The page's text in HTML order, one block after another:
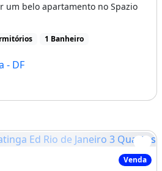
belo apartamento no Spazio
1 Banheiro
- DF
Ed Rio de Janeiro 3 Quartos
Venda